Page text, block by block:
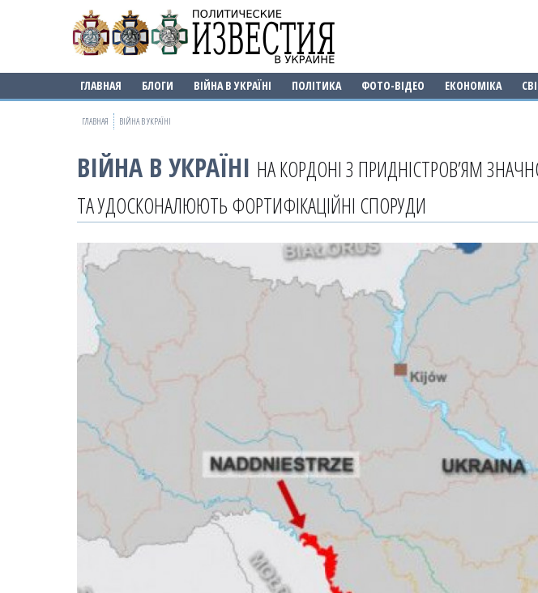
ГЛАВНАЯ БЛОГИ ВІЙНА В УКРАЇНІ ПОЛІТИКА ФОТО-ВІДЕО ЕКОНОМІКА
ГЛАВНАЯ ВІЙНА В УКРАЇНІ
ВІЙНА В УКРАЇНІ НА КОРДОНІ З ПРИДНІСТРОВ’ЯМ
ТА УДОСКОНАЛЮЮТЬ ФОРТИФІКАЦІЙНІ СПОРУДИ